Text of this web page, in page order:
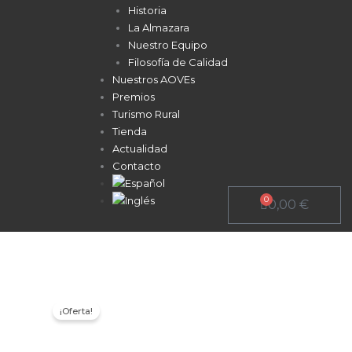
Historia
La Almazara
Nuestro Equipo
Filosofía de Calidad
Nuestros AOVEs
Premios
Turismo Rural
Tienda
Actualidad
Contacto
0,00 €
0
Carrito
¡Oferta!